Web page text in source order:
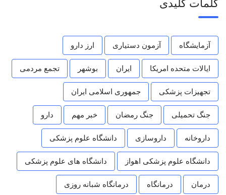
کلمات کلیدی
آزمایشگاه آزمون دستیاری ارز دارو
ایالات متحده امریکا ایران بوشهر تجمع مردمی
تجهیزات پزشکی جمهوری اسلامی ایران
جنگ تحمیلی جنگ رمضان خبر مهم دارو
داروخانه داروسازی دانشگاه علوم پزشکی
دانشگاه علوم پزشکی اهواز دانشگاه های علوم پزشکی
درمان درمانگاه درمانگاه شبانه روزی